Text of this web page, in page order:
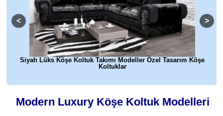
Siyah Lüks Köşe Koltuk Takımı Modeller Özel Tasarım Köşe
Koltuklar
Modern Luxury Köşe Koltuk Modelleri